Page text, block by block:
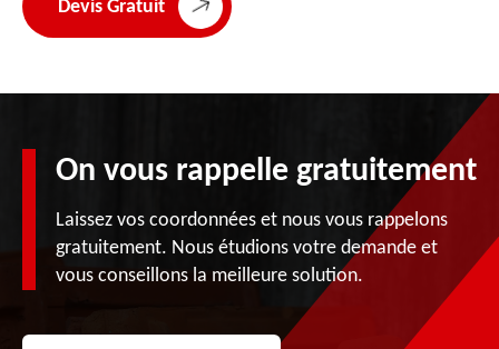
Devis Gratuit
On vous rappelle gratuitement
Laissez vos coordonnées et nous vous rappelons
gratuitement. Nous étudions votre demande et
vous conseillons la meilleure solution.